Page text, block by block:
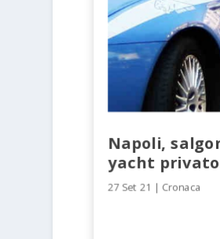
Napoli,
yacht
27 Set 21 | Cronaca